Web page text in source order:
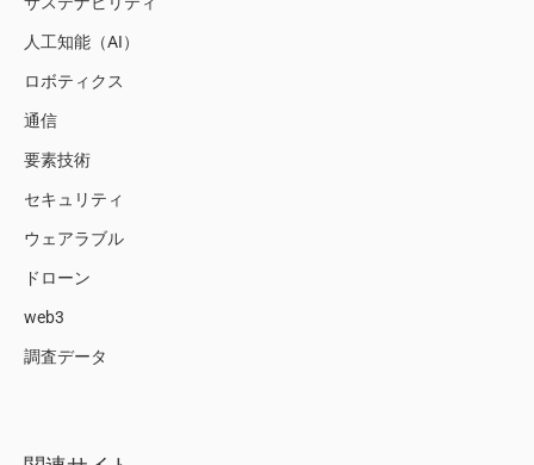
人工知能（AI）
ロボティクス
通信
要素技術
セキュリティ
ウェアラブル
ドローン
web3
調査データ